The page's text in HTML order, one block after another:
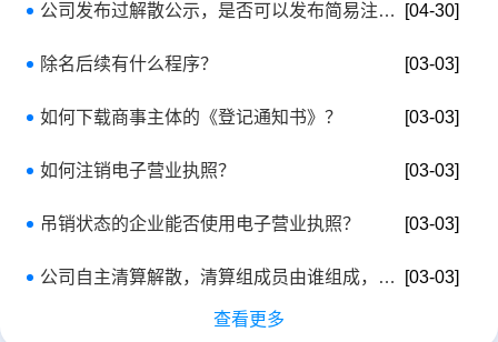
公司发布过解散公示，是否可以发布简易注销公告? [04-30]
除名后续有什么程序？ [03-03]
如何下载商事主体的《登记通知书》？ [03-03]
如何注销电子营业执照？ [03-03]
吊销状态的企业能否使用电子营业执照？ [03-03]
公司自主清算解散，清算组成员由谁组成，有无人数的要求？ [03-03]
查看更多